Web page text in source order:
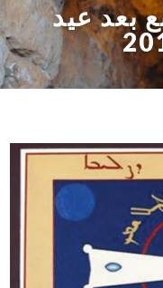
بعد عيد